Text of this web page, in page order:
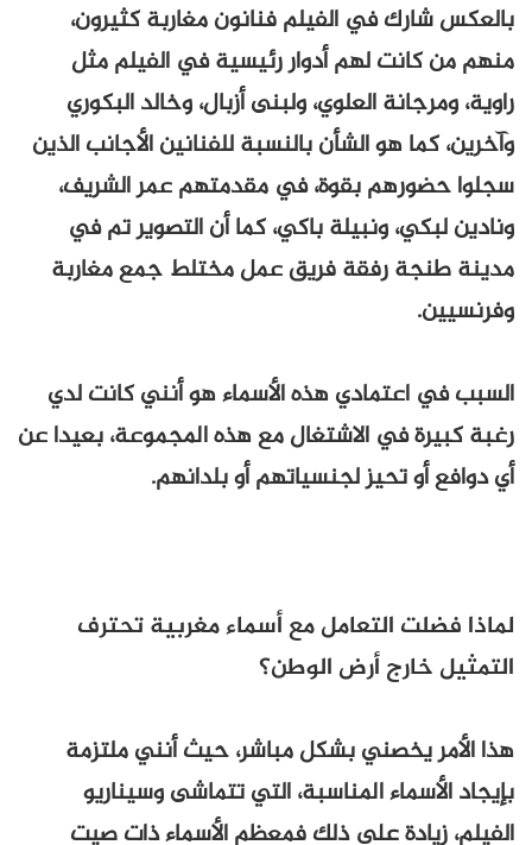
بالعكس شارك في الفيلم فنانون مغاربة كثيرون،
منهم من كانت لهم أدوار رئيسية في الفيلم مثل
راوية، ومرجانة العلوي، ولبنى أزبال، وخالد البكوري
وآخرين، كما هو الشأن بالنسبة للفنانين الأجانب الذين
سجلوا حضورهم بقوة، في مقدمتهم عمر الشريف،
ونادين لبكي، ونبيلة باكي، كما أن التصوير تم في
مدينة طنجة رفقة فريق عمل مختلط جمع مغاربة
وفرنسيين.
السبب في اعتمادي هذه الأسماء هو أنني كانت لدي
رغبة كبيرة في الاشتغال مع هذه المجموعة، بعيدا عن
أي دوافع أو تحيز لجنسياتهم أو بلدانهم.
لماذا فضلت التعامل مع أسماء مغربية تحترف
التمثيل خارج أرض الوطن؟
هذا الأمر يخصني بشكل مباشر، حيث أنني ملتزمة
بإيجاد الأسماء المناسبة، التي تتماشى وسيناريو
الفيلم، زيادة على ذلك فمعظم الأسماء ذات صيت